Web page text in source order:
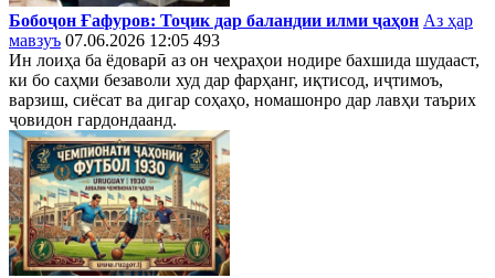
Бобоҷон Ғафуров: Тоҷик дар баландии илми ҷаҳон Аз ҳар
мавзуъ 07.06.2026 12:05 493
Ин лоиҳа ба ёдоварӣ аз он чеҳраҳои нодире бахшида шудааст,
ки бо саҳми безаволи худ дар фарҳанг, иқтисод, иҷтимоъ,
варзиш, сиёсат ва дигар соҳаҳо, номашонро дар лавҳи таърих
ҷовидон гардондаанд.